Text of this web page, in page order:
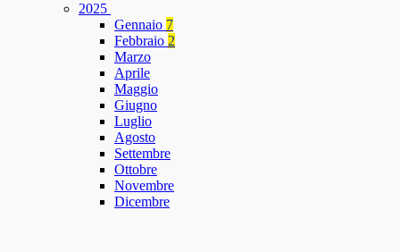
2025
Gennaio 7
Febbraio 2
Marzo
Aprile
Maggio
Giugno
Luglio
Agosto
Settembre
Ottobre
Novembre
Dicembre